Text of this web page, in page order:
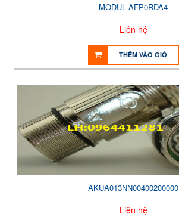
MODUL AFP0RDA4
Liên hệ
THÊM VÀO GIỎ
AKUA013NN00400200000
Liên hệ